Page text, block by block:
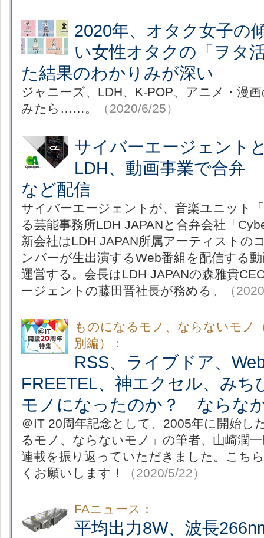
2020年、オタク女子
い女性オタクの「ヲタ
た結果のわかりみが深い
ジャニーズ、LDH、K-POP、アニメ・漫
みたら……。
（2020/6/25）
サイバーエージェント
LDH、動画事業で合弁
など配信
サイバーエージェントが、音楽ユニット
る芸能事務所LDH JAPANと合弁会社「
新会社はLDH JAPAN所属アーティストの
ンバーが生出演するWeb番組を配信する
運営する。会長はLDH JAPANの森雅貴
ージェントの藤田晋社長が務める。
（
ものになるモノ、ならないモノ
別編）：
RSS、ライブドア、
FREETEL、神エクセル、み
モノになったのか？ ならな
＠IT 20周年記念として、2005年に開始し
るモノ、ならないモノ」の筆者、山崎潤
連載を振り返っていただきました。こち
くお願いします！
（2020/5/22）
FAニュース：
平均出力8W、波長